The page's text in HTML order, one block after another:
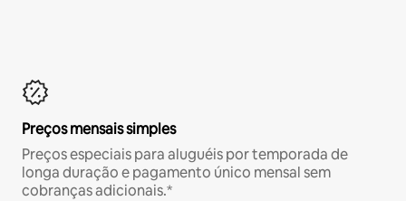
Preços mensais simples
Preços especiais para aluguéis por temporada de
longa duração e pagamento único mensal sem
cobranças adicionais.*